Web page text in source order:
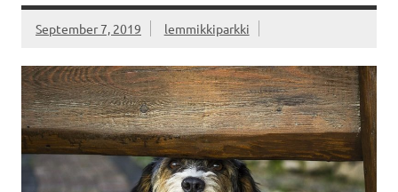
September 7, 2019 lemmikkiparkki